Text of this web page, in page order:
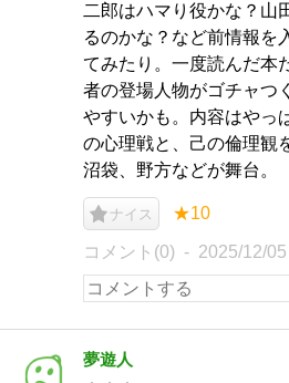
二郎はハマり役かな？山
るのかな？など前情報を
てみたり。一度読んだ本
者の登場人物がゴチャつ
やすいかも。内容はやっ
の心理戦と、己の倫理観
沼袋、野方などが舞台。
ナイス ★10
コメント(0) 2025/12/05
夢遊人